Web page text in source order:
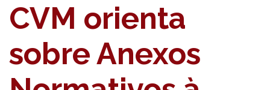
CVM orienta
sobre Anexos